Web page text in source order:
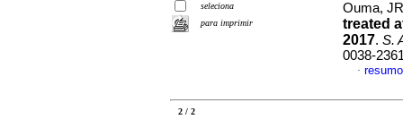
seleciona
para imprimir
Ouma,
treated
2017. S.
0038-
·
2 / 2